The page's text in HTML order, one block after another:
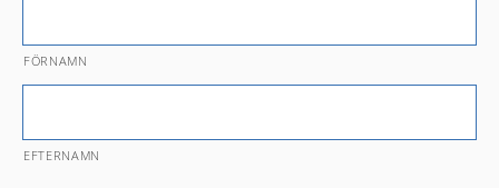
FÖRNAMN
EFTERNAMN